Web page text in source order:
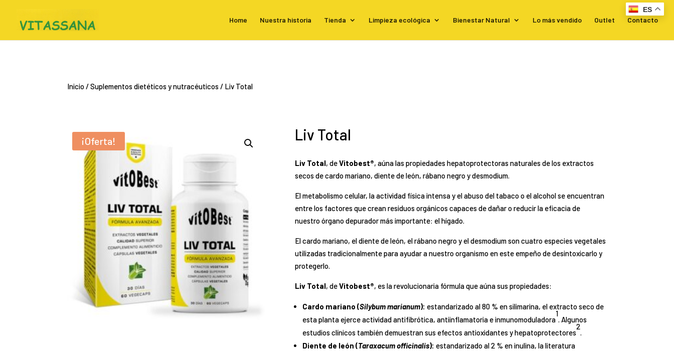
Home Nuestra historia Tienda Limpieza ecológica Bienestar Natural Lo más vendido Outlet Contacto
Inicio/Suplementos dietéticos y nutracéuticos / Liv Total
¡Oferta! Liv Total
Liv Total, deVitobest®, aúna las propiedades hepatoprotectoras naturales de los extractos
secos de cardo mariano, diente de león, rábano negro y desmodium.
El metabolismo celular, la actividad física intensa y el abuso del tabaco o el alcohol se encuentran
entre los factores que crean residuos orgánicos capaces de dañar o reducir la eficacia de
nuestro órgano depurador más importante: el hígado.
El cardo mariano, el diente de león, el rábano negro y el desmodium son cuatro especies vegetales
utilizadas tradicionalmente para ayudar a nuestro organismo en este empeño de desintoxicarlo y
protegerlo.
Liv Total, deVitobest®, es la revolucionaria fórmula que aúna sus propiedades:
Cardo mariano (Silybum marianum): estandarizado al 80 % en silimarina, el extracto seco de
esta planta ejerce actividad antifibrótica, antiinflamatoria e inmunomoduladora
1
. Algunos
estudios clínicos también demuestran sus efectos antioxidantes y hepatoprotectores
2
.
Diente de león (Taraxacum officinalis): estandarizado al 2 % en inulina, la literatura
ES